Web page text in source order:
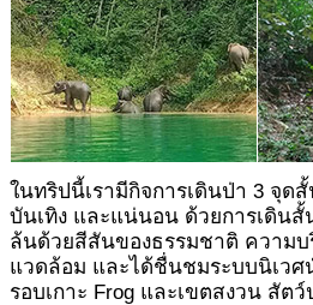
ในทริปนี้เรามีกิจการเดินป่า 3 จุด
บันเทิง และแน่นอน ด้วยการเดินสั้
ล้นด้วยสีสันของธรรมชาติ ความ
แวดล้อม และได้ชื่นชมระบบนิเว
รอบเกาะ Frog และเขตสงวน สัต